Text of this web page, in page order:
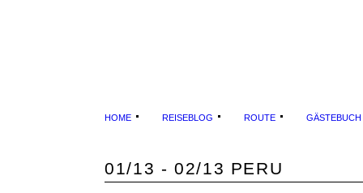
HOME REISEBLOG ROUTE GÄSTEBUCH
01/13 - 02/13 PERU